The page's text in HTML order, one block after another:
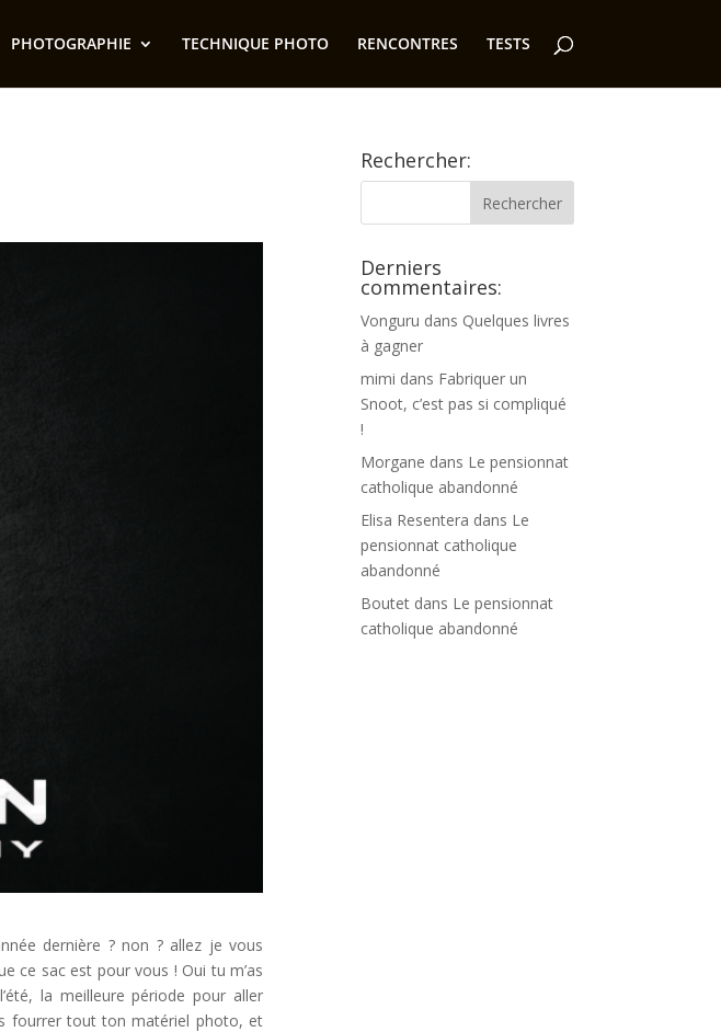
PHOTOGRAPHIE TECHNIQUE PHOTO RENCONTRES TESTS
dernière ? non ? allez je vous
ce sac est pour vous ! Oui tu m’as
la meilleure période pour aller
fourrer tout ton matériel photo, et
Rechercher:
Derniers
commentaires:
Vonguru dans Quelques livres
à gagner
mimi dans Fabriquer un
Snoot, c’est pas si compliqué
!
Morgane dans Le pensionnat
catholique abandonné
Elisa Resentera dans Le
pensionnat catholique
abandonné
Boutet dans Le pensionnat
catholique abandonné